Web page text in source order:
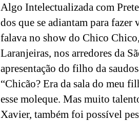
Algo Intelectualizada com
dos que se adiantam para fazer
falava no show do Chico
Laranjeiras, nos arredores da
apresentação do filho da
“Chicão? Era da sala do meu
esse moleque. Mas muito
Xavier, também foi possível